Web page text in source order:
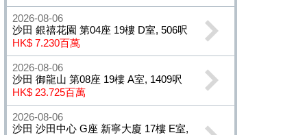
2026-08-06
沙田 銀禧花園 第04座 19樓 D室, 506呎
HK$ 7.230百萬
2026-08-06
沙田 御龍山 第08座 19樓 A室, 1409呎
HK$ 23.725百萬
2026-08-06
沙田 沙田中心 G座 新寧大廈 17樓 E室,